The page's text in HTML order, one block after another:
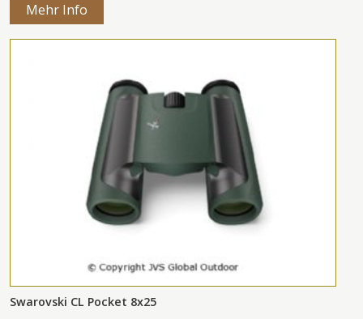
Mehr Info
Swarovski CL Pocket 8x25